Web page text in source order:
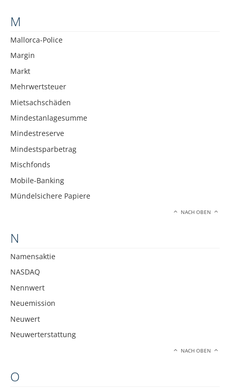
M
Mallorca-Police
Margin
Markt
Mehrwertsteuer
Mietsachschäden
Mindestanlagesumme
Mindestreserve
Mindestsparbetrag
Mischfonds
Mobile-Banking
Mündelsichere Papiere
NACH OBEN
N
Namensaktie
NASDAQ
Nennwert
Neuemission
Neuwert
Neuwerterstattung
NACH OBEN
O